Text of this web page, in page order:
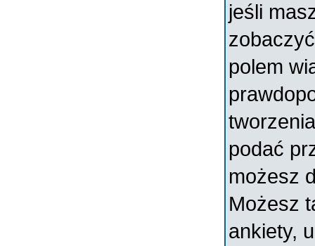
jeśli
polem
podać
możesz
Możesz
ankiety,